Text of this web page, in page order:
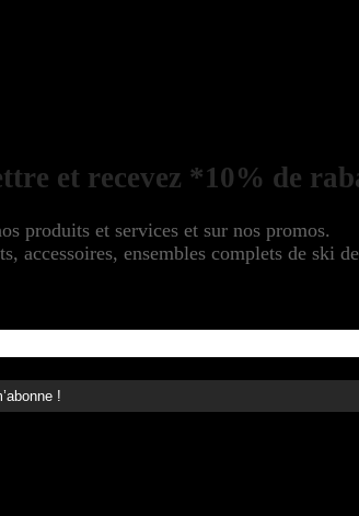
et recevez *10% de
produits et services et sur nos promos.
ensembles complets de ski